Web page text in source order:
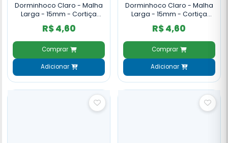
Dorminhoco Claro - Malha
Larga - 15mm - Cortiça
Natural
R$ 4,60
Comprar
Adicionar
Dorminhoco Claro - Malha
Larga - 15mm - Cortiça
Preta
R$ 4,60
Comprar
Adicionar